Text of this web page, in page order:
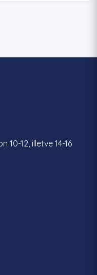
12, illetve 14-16